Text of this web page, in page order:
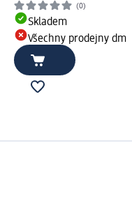
(0)
Skladem
Všechny prodejny dm